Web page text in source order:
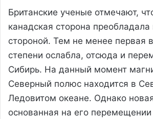
Британские ученые отмечают,
канадская сторона преобладала
стороной. Тем не менее первая
степени ослабла, отсюда и
Сибирь. На данный момент
Северный полюс находится в
Ледовитом океане. Однако
основанная на его перемещении